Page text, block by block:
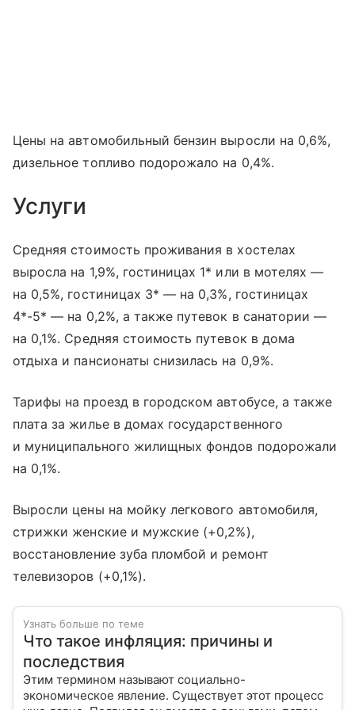
Цены на автомобильный бензин выросли на 0,6%,
дизельное топливо подорожало на 0,4%.
Услуги
Средняя стоимость проживания в хостелах
выросла на 1,9%, гостиницах 1* или в мотелях —
на 0,5%, гостиницах 3* — на 0,3%, гостиницах
4*-5* — на 0,2%, а также путевок в санатории —
на 0,1%. Средняя стоимость путевок в дома
отдыха и пансионаты снизилась на 0,9%.
Тарифы на проезд в городском автобусе, а также
плата за жилье в домах государственного
и муниципального жилищных фондов подорожали
на 0,1%.
Выросли цены на мойку легкового автомобиля,
стрижки женские и мужские (+0,2%),
восстановление зуба пломбой и ремонт
телевизоров (+0,1%).
Узнать больше по теме
Что такое инфляция: причины и
последствия
Этим термином называют социально-
экономическое явление. Существует этот процесс